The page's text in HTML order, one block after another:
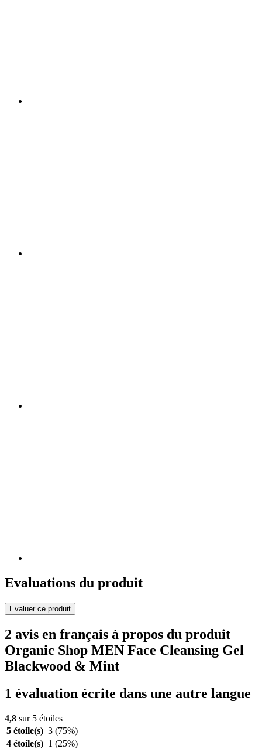
Evaluations du produit
Evaluer ce produit
2 avis en français à propos du produit
Organic Shop MEN Face Cleansing Gel
Blackwood & Mint
1 évaluation écrite dans une autre langue
4,8 sur 5 étoiles
5 étoile(s) 3 (75%)
4 étoile(s) 1 (25%)